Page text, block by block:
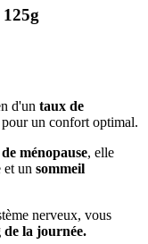
d'un taux de
pour un confort optimal.
ménopause, elle
et un sommeil
nerveux, vous
de la journée.